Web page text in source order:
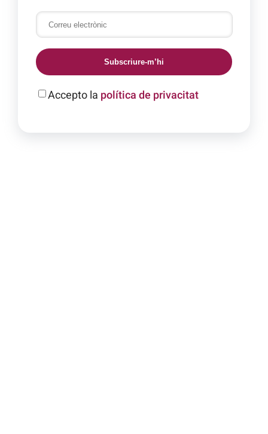
Subscriure-m’hi
Accepto la política de privacitat